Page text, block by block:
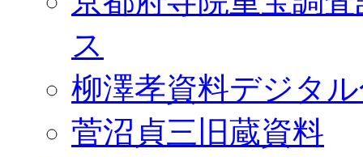
ス
柳澤孝資料デジタ
菅沼貞三旧蔵資料